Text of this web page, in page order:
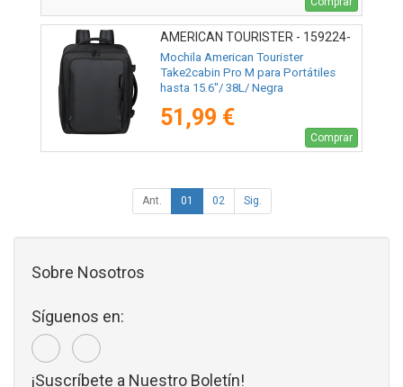
AMERICAN TOURISTER - 159224-
361E
Mochila American Tourister
Take2cabin Pro M para Portátiles
hasta 15.6"/ 38L/ Negra
51,99 €
Comprar
Ant. 01 02 Sig.
Sobre Nosotros
Síguenos en:
¡Suscríbete a Nuestro Boletín!